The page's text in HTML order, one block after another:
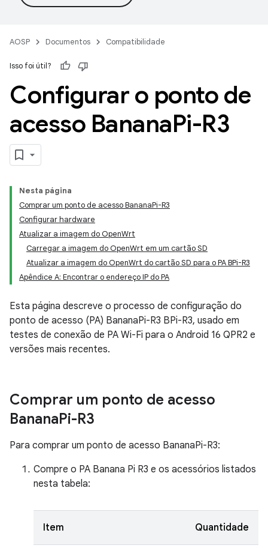
AOSP Documentos Compatibilidade
Isso foi útil?
Configurar o ponto de
acesso BananaPi-R3
Nesta página
Comprar um ponto de acesso BananaPi-R3
Configurar hardware
Atualizar a imagem do OpenWrt
Carregar a imagem do OpenWrt em um cartão SD
Atualizar a imagem do OpenWrt do cartão SD para o PA BPi-R3
Apêndice A: Encontrar o endereço IP do PA
Esta página descreve o processo de configuração do
ponto de acesso (PA) BananaPi-R3 BPi-R3, usado em
testes de conexão de PA Wi-Fi para o Android 16 QPR2 e
versões mais recentes.
Comprar um ponto de acesso
BananaPi-R3
Para comprar um ponto de acesso BananaPi-R3:
Compre o PA Banana Pi R3 e os acessórios listados
nesta tabela:
Item Quantidade